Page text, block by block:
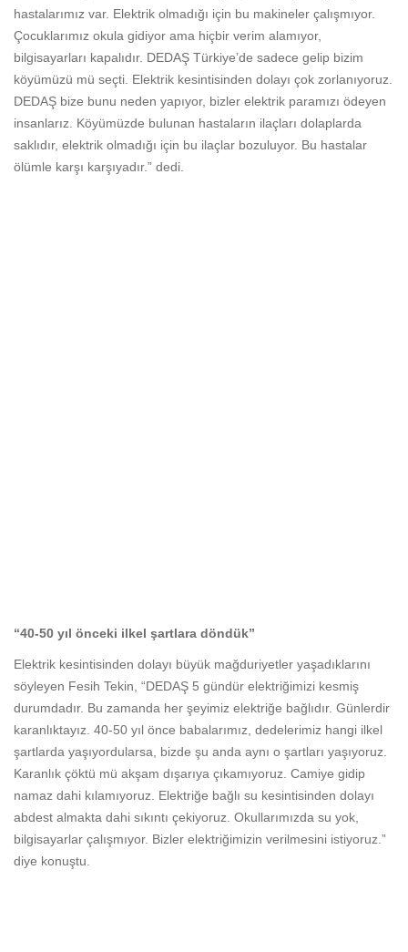
hastalarımız var. Elektrik olmadığı için bu makineler çalışmıyor.
Çocuklarımız okula gidiyor ama hiçbir verim alamıyor,
bilgisayarları kapalıdır. DEDAŞ Türkiye’de sadece gelip bizim
köyümüzü mü seçti. Elektrik kesintisinden dolayı çok zorlanıyoruz.
DEDAŞ bize bunu neden yapıyor, bizler elektrik paramızı ödeyen
insanlarız. Köyümüzde bulunan hastaların ilaçları dolaplarda
saklıdır, elektrik olmadığı için bu ilaçlar bozuluyor. Bu hastalar
ölümle karşı karşıyadır.” dedi.
“40-50 yıl önceki ilkel şartlara döndük”
Elektrik kesintisinden dolayı büyük mağduriyetler yaşadıklarını
söyleyen Fesih Tekin, “DEDAŞ 5 gündür elektriğimizi kesmiş
durumdadır. Bu zamanda her şeyimiz elektriğe bağlıdır. Günlerdir
karanlıktayız. 40-50 yıl önce babalarımız, dedelerimiz hangi ilkel
şartlarda yaşıyordularsa, bizde şu anda aynı o şartları yaşıyoruz.
Karanlık çöktü mü akşam dışarıya çıkamıyoruz. Camiye gidip
namaz dahi kılamıyoruz. Elektriğe bağlı su kesintisinden dolayı
abdest almakta dahi sıkıntı çekiyoruz. Okullarımızda su yok,
bilgisayarlar çalışmıyor. Bizler elektriğimizin verilmesini istiyoruz.”
diye konuştu.